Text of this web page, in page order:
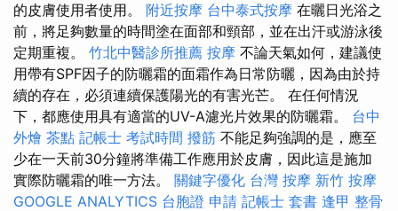
的皮膚使用者使用。 附近按摩 台中泰式按摩 在曬日光浴之
前，將足夠數量的時間塗在面部和頸部，並在出汗或游泳後
定期重複。 竹北中醫診所推薦 按摩 不論天氣如何，建議使
用帶有SPF因子的防曬霜的面霜作為日常防曬，因為由於持
續的存在，必須連續保護陽光的有害光芒。 在任何情況
下，都應使用具有適當的UV-A濾光片效果的防曬霜。 台中
外燴 茶點 記帳士 考試時間 撥筋 不能足夠強調的是，應至
少在一天前30分鐘將準備工作應用於皮膚，因此這是施加
實際防曬霜的唯一方法。 關鍵字優化 台灣 按摩 新竹 按摩
GOOGLE ANALYTICS 台胞證 申請 記帳士 套書 逢甲 整骨